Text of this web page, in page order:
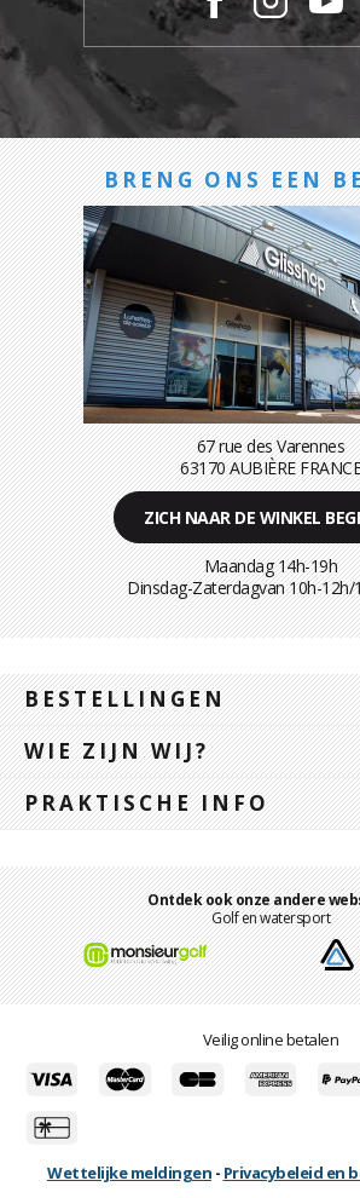
BRENG ONS EEN
67 rue des Varennes
63170 AUBIÈRE FRANCE
ZICH NAAR DE WINKEL
Maandag 14h-19h
Dinsdag-Zaterdagvan 10h-12h/
BESTELLINGEN
WIE ZIJN WIJ?
PRAKTISCHE INFO
Ontdek ook onze andere
Golf en watersport
Veilig online betalen
Wettelijke meldingen - Privacybeleid en